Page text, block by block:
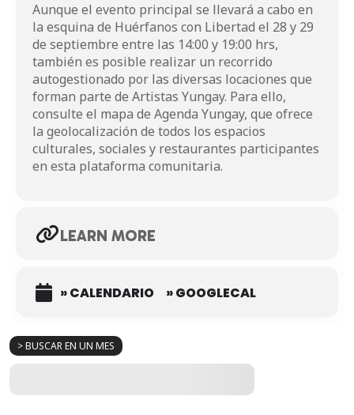
> BUSCAR EN UN MES
Aunque el evento principal se llevará a cabo en
la esquina de Huérfanos con Libertad el 28 y 29
de septiembre entre las 14:00 y 19:00 hrs,
también es posible realizar un recorrido
autogestionado por las diversas locaciones que
forman parte de Artistas Yungay. Para ello,
consulte el mapa de Agenda Yungay, que ofrece
la geolocalización de todos los espacios
culturales, sociales y restaurantes participantes
en esta plataforma comunitaria.
LEARN MORE
» CALENDARIO » GOOGLECAL